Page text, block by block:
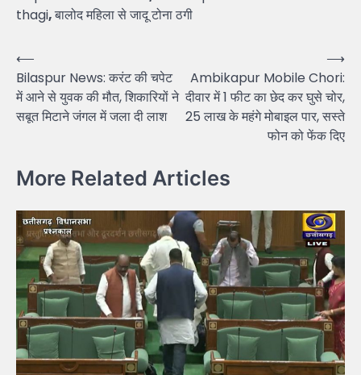
thagi,बालोद महिला से जादू टोना ठगी
Post
navigation
⟵
Bilaspur News: करंट की चपेट
में आने से युवक की मौत, शिकारियों ने
सबूत मिटाने जंगल में जला दी लाश
Ambikapur Mobile Chori:
दीवार में 1 फीट का छेद कर घुसे चोर,
25 लाख के महंगे मोबाइल पार, सस्ते
फोन को फेंक दिए
⟶
More Related Articles